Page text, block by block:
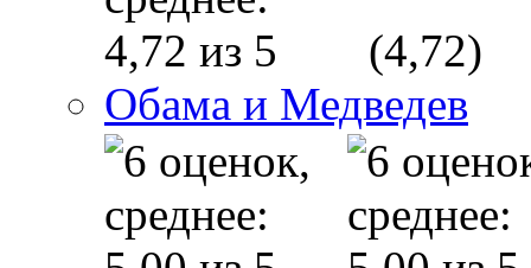
(4,72)
Обама и Медведев